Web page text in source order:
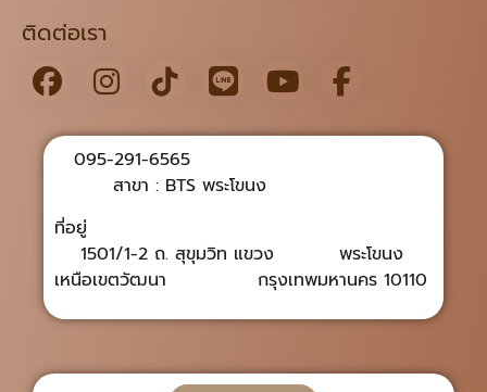
ติดต่อเรา
095-291-6565
สาขา : BTS พระโขนง
ที่อยู่
1501/1-2 ถ. สุขุมวิท แขวง พระโขนง
เหนือเขตวัฒนา กรุงเทพมหานคร 10110